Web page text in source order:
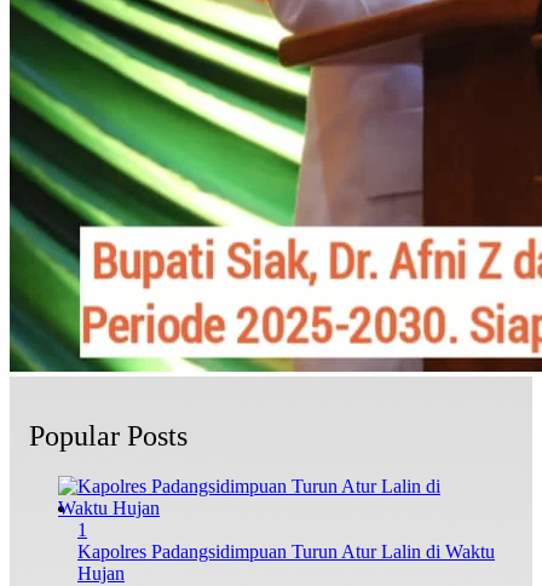
Popular Posts
1
Kapolres Padangsidimpuan Turun Atur Lalin di Waktu
Hujan